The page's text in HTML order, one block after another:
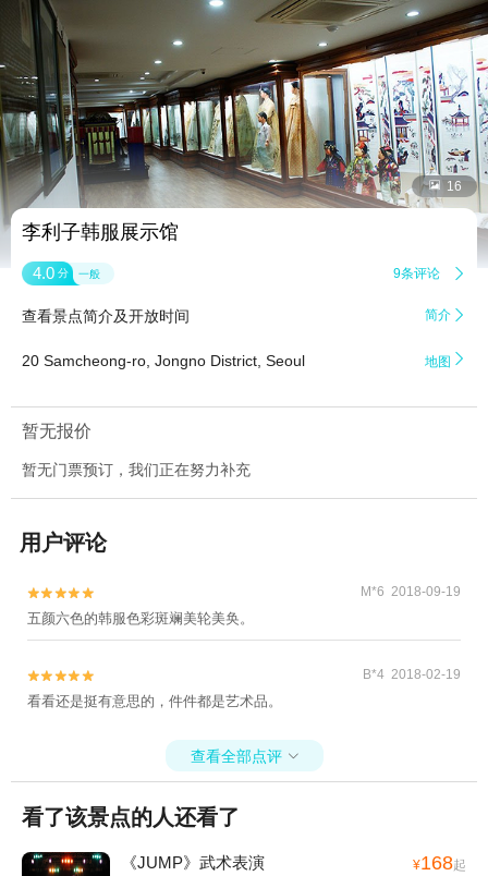
 16
李利子韩服展示馆
4.0 分 一般 9条评论 
查看景点简介及开放时间 简介 
20 Samcheong-ro, Jongno District, Seoul 地图 
暂无报价
暂无门票预订，我们正在努力补充
用户评论

 M*6 2018-09-19
五颜六色的韩服色彩斑斓美轮美奂。

 B*4 2018-02-19
看看还是挺有意思的，件件都是艺术品。
查看全部点评 
看了该景点的人还看了
《JUMP》武术表演 ¥168起
